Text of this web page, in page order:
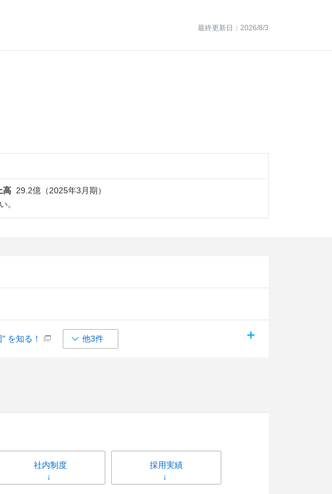
最終更新日：2026/8/3
高 29.2億（2025年3月期）
。
を知る！ 他3件
社内制度 採用実績